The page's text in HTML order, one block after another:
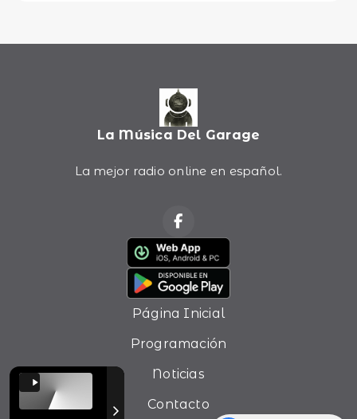
La Música Del Garage
La mejor radio online en español.
Página Inicial
Programación
Noticias
Contacto